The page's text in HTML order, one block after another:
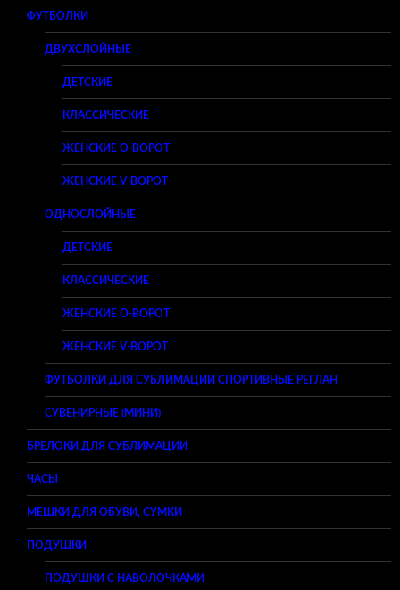
ФУТБОЛКИ
ДВУХСЛОЙНЫЕ
ДЕТСКИЕ
КЛАССИЧЕСКИЕ
ЖЕНСКИЕ O-ВОРОТ
ЖЕНСКИЕ V-ВОРОТ
ОДНОСЛОЙНЫЕ
ДЕТСКИЕ
КЛАССИЧЕСКИЕ
ЖЕНСКИЕ O-ВОРОТ
ЖЕНСКИЕ V-ВОРОТ
ФУТБОЛКИ ДЛЯ СУБЛИМАЦИИ СПОРТИВНЫЕ РЕГЛАН
СУВЕНИРНЫЕ (МИНИ)
БРЕЛОКИ ДЛЯ СУБЛИМАЦИИ
ЧАСЫ
МЕШКИ ДЛЯ ОБУВИ, СУМКИ
ПОДУШКИ
ПОДУШКИ С НАВОЛОЧКАМИ